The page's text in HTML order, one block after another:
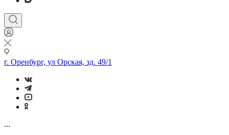
г. Оренбург, ул Орская, зд. 49/1
...